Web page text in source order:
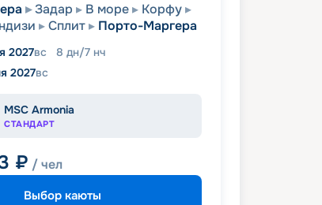
Задар В море
Корфу
Сплит Порто-Маргера
2027вс 8 дн/7 нч
2027вс
MSC Armonia
СТАНДАРТ
₽ / чел
Выбор каюты